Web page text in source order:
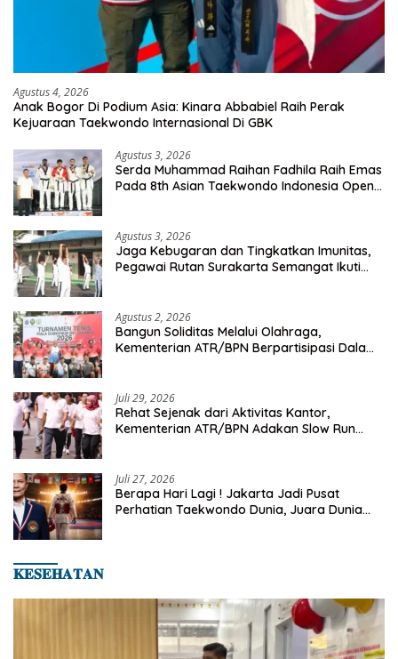
Agustus 4, 2026
Anak Bogor Di Podium Asia: Kinara Abbabiel Raih Perak
Kejuaraan Taekwondo Internasional Di GBK
Agustus 3, 2026
Serda Muhammad Raihan Fadhila Raih Emas
Pada 8th Asian Taekwondo Indonesia Open
Agustus 3, 2026
Jaga Kebugaran dan Tingkatkan Imunitas,
Pegawai Rutan Surakarta Semangat Ikuti
Agustus 2, 2026
Bangun Soliditas Melalui Olahraga,
Kementerian ATR/BPN Berpartisipasi Dalam
Juli 29, 2026
Rehat Sejenak dari Aktivitas Kantor,
Kementerian ATR/BPN Adakan Slow Run
Juli 27, 2026
Berapa Hari Lagi ! Jakarta Jadi Pusat
Perhatian Taekwondo Dunia, Juara Dunia
𝐊𝐄𝐒𝐄𝐇𝐀𝐓𝐀𝐍